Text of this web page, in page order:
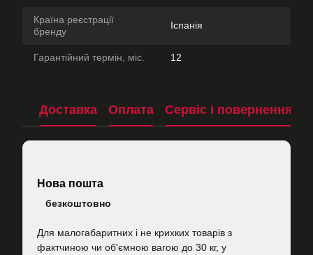
Країна реєстрації
бренду
Іспанія
Гарантійний термін, міс. 12
Доставка Оплата Сервіс і повернення
Нова пошта
безкоштовно
Для малогабаритних і не крихких товарів з
фактчиною чи об'ємною вагою до 30 кг, у